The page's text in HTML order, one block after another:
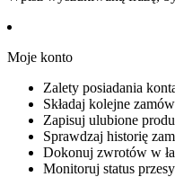
Moje konto
Zalety posiadania
Składaj kolejne
Zapisuj ulubione
Sprawdzaj historię
Dokonuj zwrotów w
Monitoruj status